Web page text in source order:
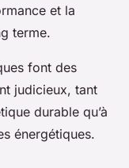
et la
terme.
font des
judicieux, tant
durable qu’à
énergétiques.